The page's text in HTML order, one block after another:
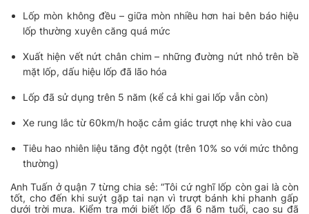
Lốp mòn không đều – giữa mòn nhiều hơn hai bên báo hiệu
lốp thường xuyên căng quá mức
Xuất hiện vết nứt chân chim – những đường nứt nhỏ trên bề
mặt lốp, dấu hiệu lốp đã lão hóa
Lốp đã sử dụng trên 5 năm (kể cả khi gai lốp vẫn còn)
Xe rung lắc từ 60km/h hoặc cảm giác trượt nhẹ khi vào cua
Tiêu hao nhiên liệu tăng đột ngột (trên 10% so với mức thông
thường)
Anh Tuấn ở quận 7 từng chia sẻ:“Tôi cứ nghĩ lốp còn gai là còn
tốt, cho đến khi suýt gặp tai nạn vì trượt bánh khi phanh gấp
dưới trời mưa. Kiểm tra mới biết lốp đã 6 năm tuổi, cao su đã